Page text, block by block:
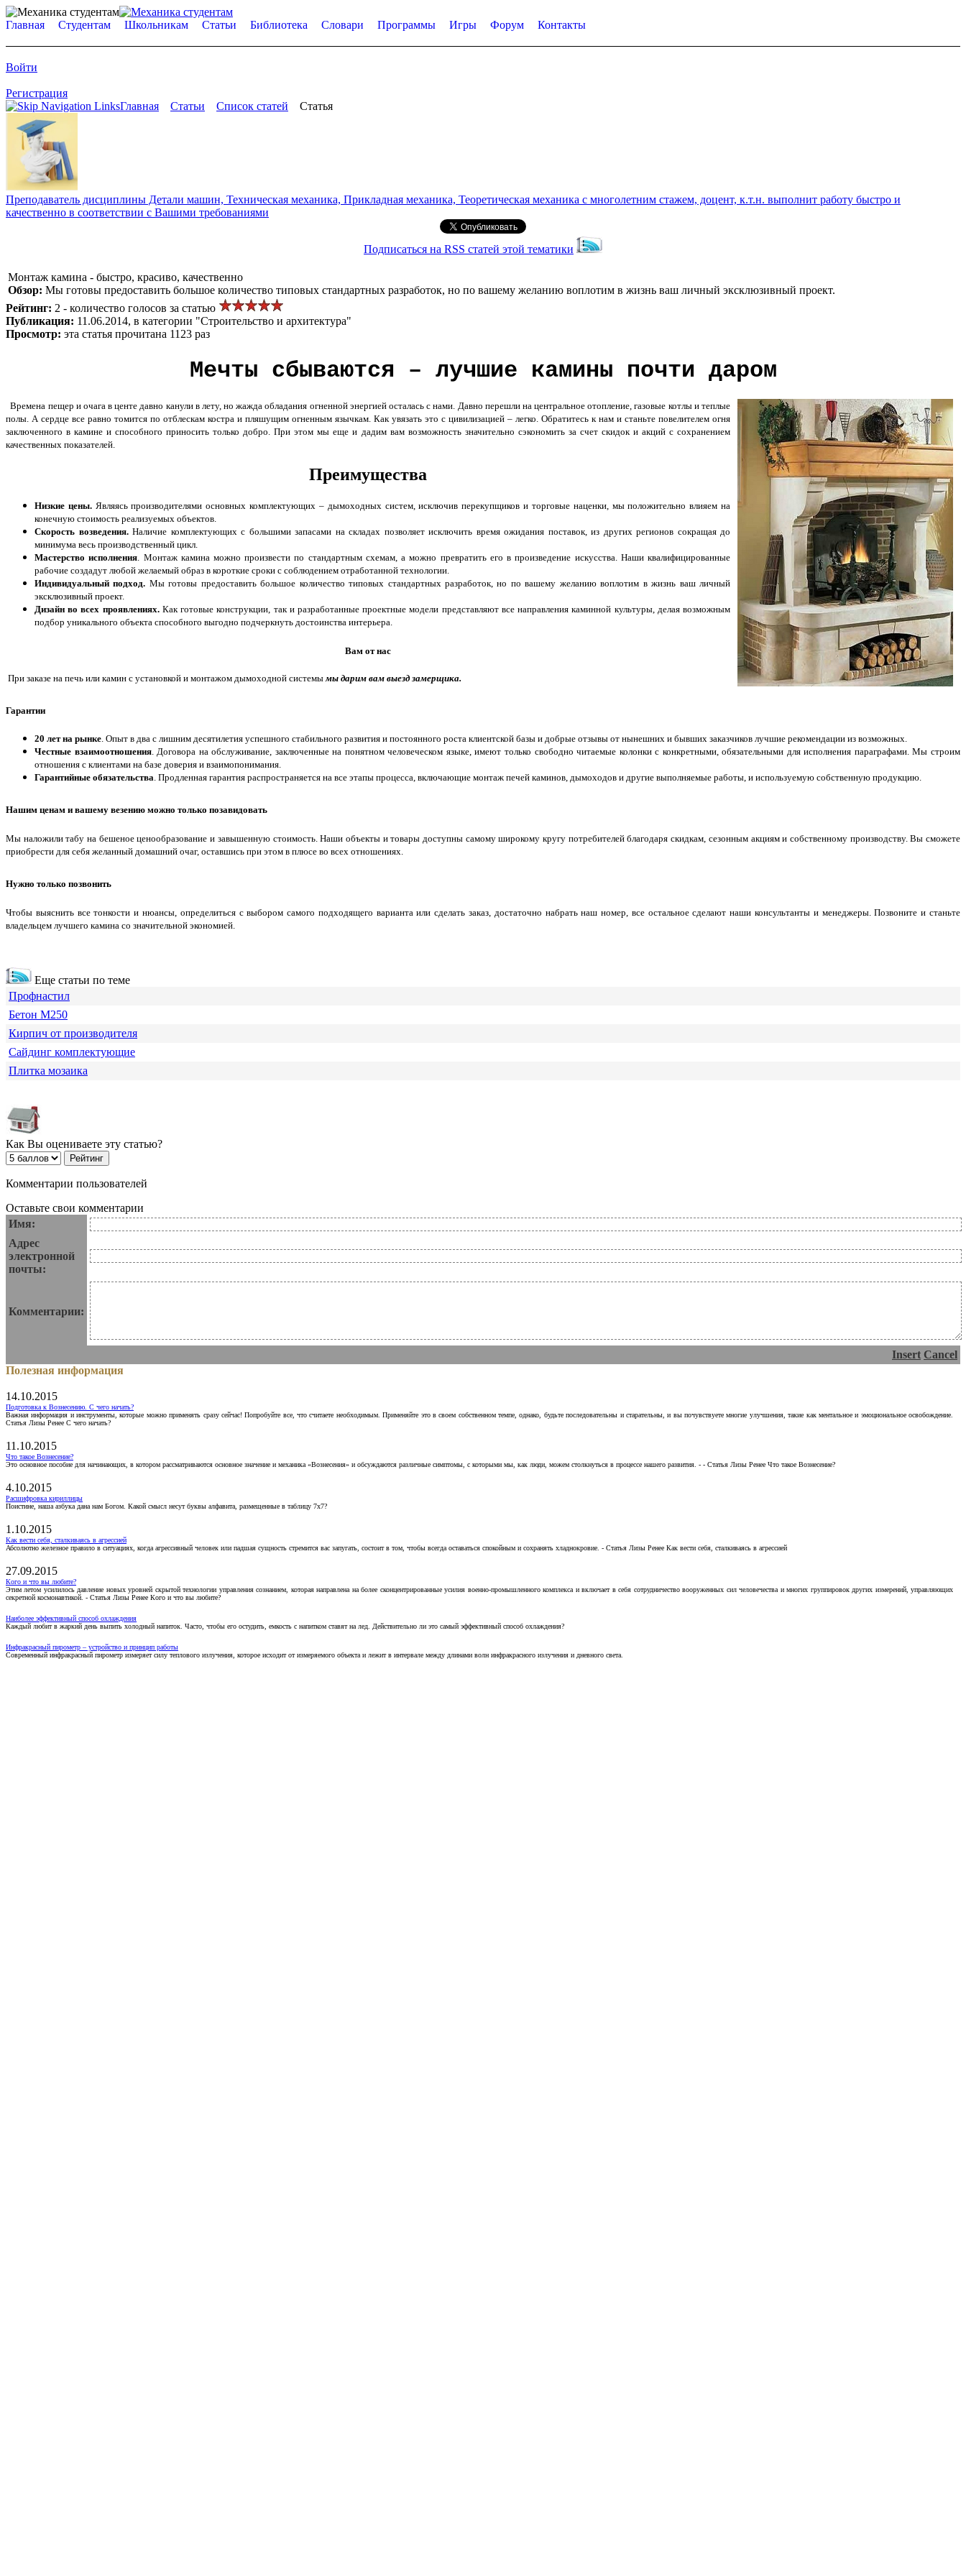
Главная Студентам Школьникам Статьи Библиотека Словари Программы Игры Форум Контакты
Войти
Регистрация
Главная
Статьи Список статей Статья
Преподаватель дисциплины Детали машин, Техническая механика, Прикладная механика, Теоретическая механика с многолетним стажем, доцент, к.т.н. выполнит работу быстро и
качественно в соответствии с Вашими требованиями
Подписаться на RSS статей этой тематики
Монтаж камина - быстро, красиво, качественно
Обзор: Мы готовы предоставить большое количество типовых стандартных разработок, но по вашему желанию воплотим в жизнь ваш личный эксклюзивный проект.
Рейтинг: 2 - количество голосов за статью
Публикация: 11.06.2014, в категории "Строительство и архитектура"
Просмотр: эта статья прочитана 1123 раз
Мечты сбываются – лучшие камины почти даром
Времена пещер и очага в центе давно канули в лету, но жажда обладания огненной энергией осталась с нами. Давно перешли на центральное отопление, газовые котлы и теплые
полы. А сердце все равно томится по отблескам костра и пляшущим огненным язычкам. Как увязать это с цивилизацией – легко. Обратитесь к нам и станьте повелителем огня
заключенного в камине и способного приносить только добро. При этом мы еще и дадим вам возможность значительно сэкономить за счет скидок и акций с сохранением
качественных показателей.
Преимущества
Низкие цены.Являясь производителями основных комплектующих – дымоходных систем, исключив перекупщиков и торговые наценки, мы положительно влияем на
конечную стоимость реализуемых объектов.
Скорость возведения.Наличие комплектующих с большими запасами на складах позволяет исключить время ожидания поставок, из других регионов сокращая до
минимума весь производственный цикл.
Мастерство исполнения. Монтаж каминаможно произвести по стандартным схемам, а можно превратить его в произведение искусства. Наши квалифицированные
рабочие создадут любой желаемый образ в короткие сроки с соблюдением отработанной технологии.
Индивидуальный подход. Мы готовы предоставить большое количество типовых стандартных разработок, но по вашему желанию воплотим в жизнь ваш личный
эксклюзивный проект.
Дизайн во всех проявлениях.Как готовые конструкции, так и разработанные проектные модели представляют все направления каминной культуры, делая возможным
подбор уникального объекта способного выгодно подчеркнуть достоинства интерьера.
Вам от нас
При заказе на печь или камин с установкой и монтажом дымоходной системы мы дарим вам выезд замерщика.
Гарантии
20 лет на рынке. Опыт в два с лишним десятилетия успешного стабильного развития и постоянного роста клиентской базы и добрые отзывы от нынешних и бывших заказчиков лучшие рекомендации из возможных.
Честные взаимоотношения. Договора на обслуживание, заключенные на понятном человеческом языке, имеют только свободно читаемые колонки с конкретными, обязательными для исполнения параграфами. Мы строим
отношения с клиентами на базе доверия и взаимопонимания.
Гарантийные обязательства. Продленная гарантия распространяется на все этапы процесса, включающие монтаж печей каминов, дымоходов и другие выполняемые работы, и используемую собственную продукцию.
Нашим ценам и вашему везению можно только позавидовать
Мы наложили табу на бешеное ценообразование и завышенную стоимость. Наши объекты и товары доступны самому широкому кругу потребителей благодаря скидкам, сезонным акциям и собственному производству. Вы сможете
приобрести для себя желанный домашний очаг, оставшись при этом в плюсе во всех отношениях.
Нужно только позвонить
Чтобы выяснить все тонкости и нюансы, определиться с выбором самого подходящего варианта или сделать заказ, достаточно набрать наш номер, все остальное сделают наши консультанты и менеджеры. Позвоните и станьте
владельцем лучшего камина со значительной экономией.
Еще статьи по теме
Профнастил
Бетон М250
Кирпич от производителя
Сайдинг комплектующие
Плитка мозаика
Как Вы оцениваете эту статью?
Комментарии пользователей
Оставьте свои комментарии
Имя:
Адрес
электронной
почты:
Комментарии:
Insert Cancel
Полезная информация
14.10.2015
Подготовка к Вознесению. С чего начать?
Важная информация и инструменты, которые можно применять сразу сейчас! Попробуйте все, что считаете необходимым. Применяйте это в своем собственном темпе, однако, будьте последовательны и старательны, и вы почувствуете многие улучшения, такие как ментальное и эмоциональное освобождение.
Статья Лизы Ренее С чего начать?
11.10.2015
Что такое Вознесение?
Это основное пособие для начинающих, в котором рассматриваются основное значение и механика «Вознесения» и обсуждаются различные симптомы, с которыми мы, как люди, можем столкнуться в процессе нашего развития. - - Статья Лизы Ренее Что такое Вознесение?
4.10.2015
Расшифровка кириллицы
Поистине, наша азбука дана нам Богом. Какой смысл несут буквы алфавита, размещенные в таблицу 7х7?
1.10.2015
Как вести себя, сталкиваясь в агрессией
Абсолютно железное правило в ситуациях, когда агрессивный человек или падшая сущность стремится вас запугать, состоит в том, чтобы всегда оставаться спокойным и сохранять хладнокровие. - Статья Лизы Ренее Как вести себя, сталкиваясь в агрессией
27.09.2015
Кого и что вы любите?
Этим летом усилилось давление новых уровней скрытой технологии управления сознанием, которая направлена на более сконцентрированные усилия военно-промышленного комплекса и включает в себя сотрудничество вооруженных сил человечества и многих группировок других измерений, управляющих
секретной космонавтикой. - Статья Лизы Ренее Кого и что вы любите?
Наиболее эффективный способ охлаждения
Каждый любит в жаркий день выпить холодный напиток. Часто, чтобы его остудить, емкость с напитком ставят на лед. Действительно ли это самый эффективный способ охлаждения?
Инфракрасный пирометр – устройство и принцип работы
Современный инфракрасный пирометр измеряет силу теплового излучения, которое исходит от измеряемого объекта и лежит в интервале между длинами волн инфракрасного излучения и дневного света.